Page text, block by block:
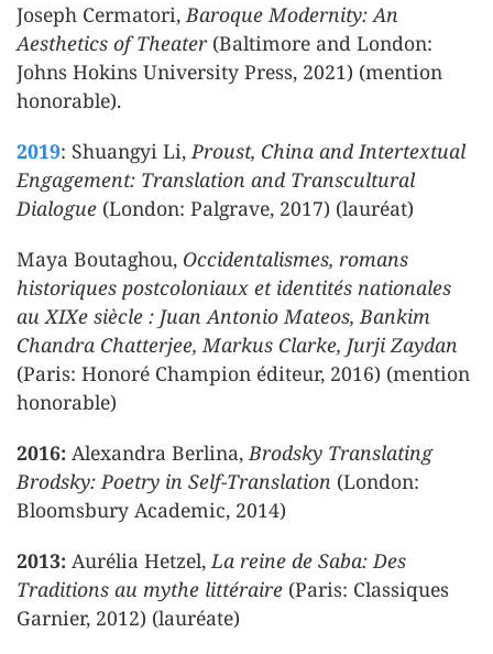
Joseph Cermatori,Baroque Modernity: An
Aesthetics of Theater (Baltimore and London:
Johns Hokins University Press, 2021) (mention
honorable).
2019: Shuangyi Li,Proust, China and Intertextual
Engagement: Translation and Transcultural
Dialogue (London: Palgrave, 2017) (lauréat)
Maya Boutaghou, Occidentalismes, romans
historiques postcoloniaux et identités nationales
au XIXe siècle : Juan Antonio Mateos, Bankim
Chandra Chatterjee, Markus Clarke, Jurji Zaydan
(Paris: Honoré Champion éditeur, 2016) (mention
honorable)
2016: Alexandra Berlina,Brodsky Translating
Brodsky: Poetry in Self-Translation (London:
Bloomsbury Academic, 2014)
2013: Aurélia Hetzel,La reine de Saba: Des
Traditions au mythe littéraire (Paris: Classiques
Garnier, 2012) (lauréate)